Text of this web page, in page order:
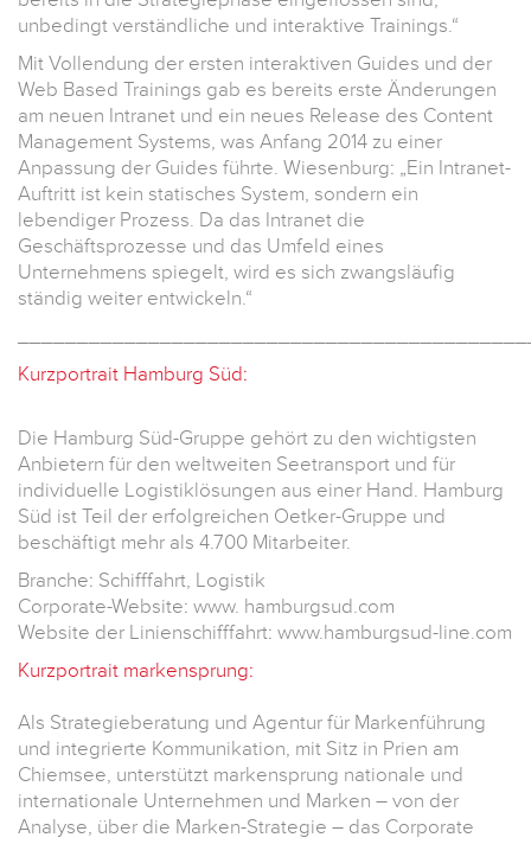
unbedingt verständliche und interaktive Trainings.“
Mit Vollendung der ersten interaktiven Guides und der
Web Based Trainings gab es bereits erste Änderungen
am neuen Intranet und ein neues Release des Content
Management Systems, was Anfang 2014 zu einer
Anpassung der Guides führte. Wiesenburg: „Ein Intranet-
Auftritt ist kein statisches System, sondern ein
lebendiger Prozess. Da das Intranet die
Geschäftsprozesse und das Umfeld eines
Unternehmens spiegelt, wird es sich zwangsläufig
ständig weiter entwickeln.“
Kurzportrait Hamburg Süd:
Die Hamburg Süd-Gruppe gehört zu den wichtigsten
Anbietern für den weltweiten Seetransport und für
individuelle Logistiklösungen aus einer Hand. Hamburg
Süd ist Teil der erfolgreichen Oetker-Gruppe und
beschäftigt mehr als 4.700 Mitarbeiter.
Branche: Schifffahrt, Logistik
Corporate-Website: www. hamburgsud.com
Website der Linienschifffahrt: www.hamburgsud-line.com
Kurzportrait markensprung:
Als Strategieberatung und Agentur für Markenführung
und integrierte Kommunikation, mit Sitz in Prien am
Chiemsee, unterstützt markensprung nationale und
internationale Unternehmen und Marken – von der
Analyse, über die Marken-Strategie – das Corporate